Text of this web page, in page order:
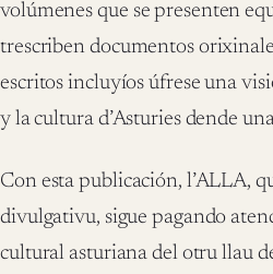
volúmenes que se presenten
trescriben documentos
escritos incluyíos úfrese una
y la cultura d’Asturies dende
Con esta publicación, l’ALLA,
divulgativu, sigue pagando
cultural asturiana del otru llau